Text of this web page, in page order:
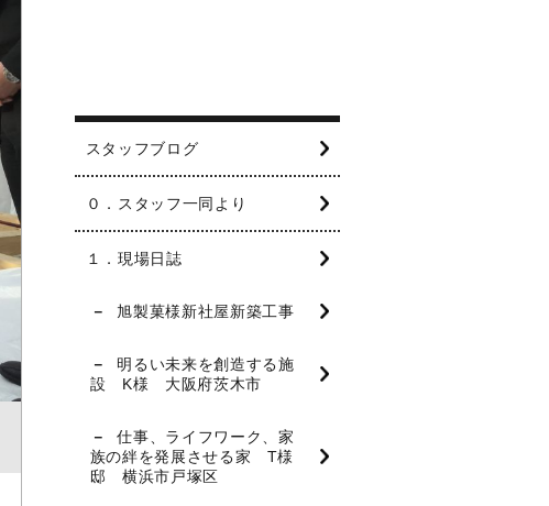
スタッフブログ
０．スタッフ一同より
１．現場日誌
旭製菓様新社屋新築工事
明るい未来を創造する施
設 K様 大阪府茨木市
仕事、ライフワーク、家
族の絆を発展させる家 T様
邸 横浜市戸塚区